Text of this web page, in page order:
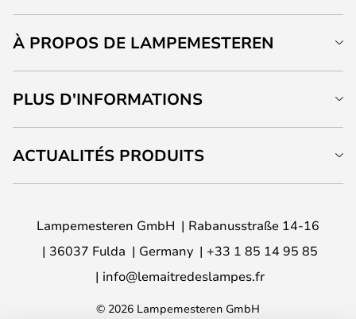
À PROPOS DE LAMPEMESTEREN
PLUS D'INFORMATIONS
ACTUALITÉS PRODUITS
Lampemesteren GmbH
Rabanusstraße 14-16
36037 Fulda
Germany
+33 1 85 14 95 85
info@lemaitredeslampes.fr
© 2026 Lampemesteren GmbH